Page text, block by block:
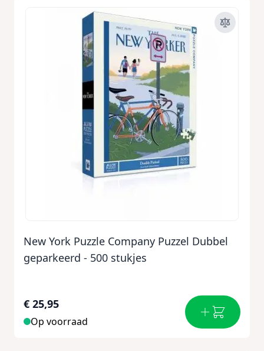
New York Puzzle Company Puzzel Dubbel
geparkeerd - 500 stukjes
€ 25,95
Op voorraad